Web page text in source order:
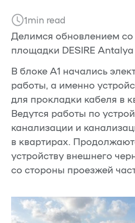
1min read
Делимся обновлением со
площадки DESIRE Antalya
В блоке А1 начались
работы, а именно
для прокладки кабеля в
Ведутся работы по
канализации и
в квартирах.
устройству внешнего
со стороны проезжей